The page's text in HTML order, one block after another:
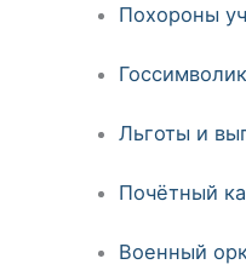
Похороны
Льготы и
Почётный
Военный